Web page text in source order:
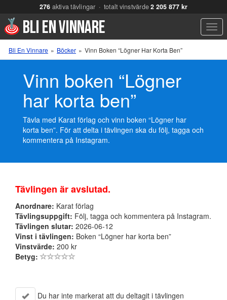
276 aktiva tävlingar · totalt vinstvärde2 205 877 kr
Bli En Vinnare » Böcker » Vinn Boken “Lögner Har Korta Ben”
Vinn boken “Lögner
har korta ben”
Tävla med Karat förlag och vinn boken “Lögner har
korta ben”. För att delta i tävlingen ska du följ, tagga och
kommentera på Instagram.
Tävlingen är avslutad.
Anordnare: Karat förlag
Tävlingsuppgift: Följ, tagga och kommentera på Instagram.
Tävlingen slutar: 2026-06-12
Vinst i tävlingen: Boken “Lögner har korta ben”
Vinstvärde: 200 kr
Betyg:
Du har inte markerat att du deltagit i tävlingen